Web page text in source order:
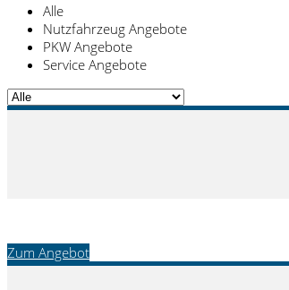
Alle
Nutzfahrzeug Angebote
PKW Angebote
Service Angebote
Zum Angebot